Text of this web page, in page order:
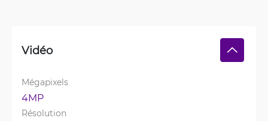
Vidéo
Mégapixels
4MP
Résolution